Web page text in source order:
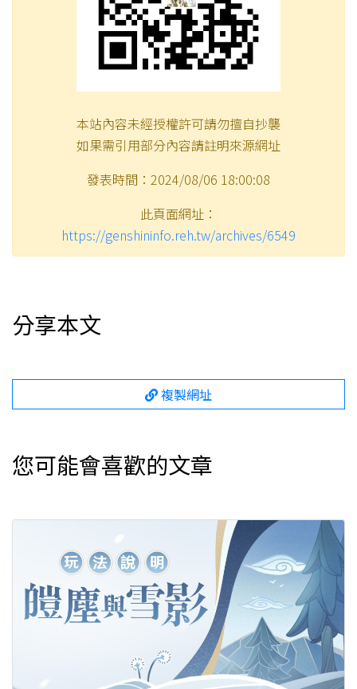
本站內容未經授權許可請勿擅自抄襲
如果需引用部分內容請註明來源網址
發表時間：2024/08/06 18:00:08
此頁面網址：
https://genshininfo.reh.tw/archives/6549
分享本文
複製網址
您可能會喜歡的文章